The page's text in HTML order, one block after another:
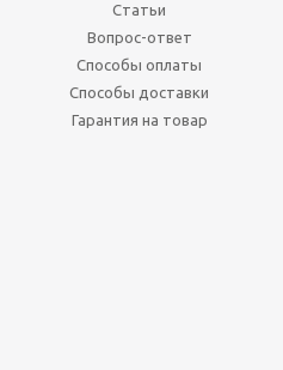
Статьи
Вопрос-ответ
Способы оплаты
Способы доставки
Гарантия на товар